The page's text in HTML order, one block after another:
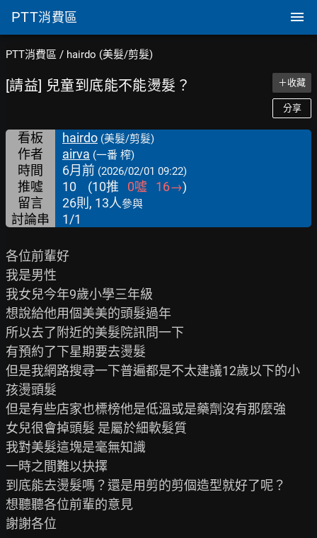
PTT消費區
PTT消費區 / hairdo (美髮/剪髮)
[請益] 兒童到底能不能燙髮？ ＋收藏
分享
看板 hairdo (美髮/剪髮)
作者 airva (一番 榨)
時間 6月前 (2026/02/01 09:22)
推噓 10 (10推 0噓 16→)
留言
26則, 13人參與
討論串 1/1
各位前輩好
我是男性
我女兒今年9歲小學三年級
想說給他用個美美的頭髮過年
所以去了附近的美髮院訊問一下
有預約了下星期要去燙髮
但是我網路搜尋一下普遍都是不太建議12歲以下的小
孩燙頭髮
但是有些店家也標榜他是低溫或是藥劑沒有那麼強
女兒很會掉頭髮 是屬於細軟髮質
我對美髮這塊是毫無知識
一時之間難以抉擇
到底能去燙髮嗎？還是用剪的剪個造型就好了呢？
想聽聽各位前輩的意見
謝謝各位